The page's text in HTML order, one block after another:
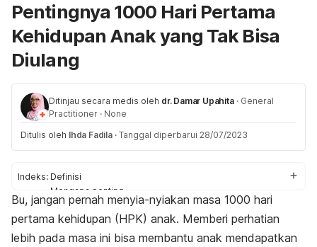
Pentingnya 1000 Hari Pertama
Kehidupan Anak yang Tak Bisa
Diulang
Ditinjau secara medis oleh dr. Damar Upahita · General
Practitioner · None
Ditulis oleh Ihda Fadila · Tanggal diperbarui 28/07/2023
Indeks: Definisi
Mengapa penting
Yang harus dilakukan
Bu, jangan pernah menyia-nyiakan masa 1000 hari
pertama kehidupan (HPK) anak. Memberi perhatian
lebih pada masa ini bisa membantu anak mendapatkan